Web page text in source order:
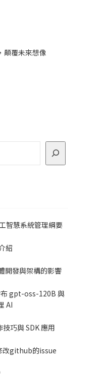
顛覆未來想像
智慧系統管理綱要
紹
開發與架構的影響
gpt-oss-120B 與
AI
巧與 SDK 應用
改github的issue